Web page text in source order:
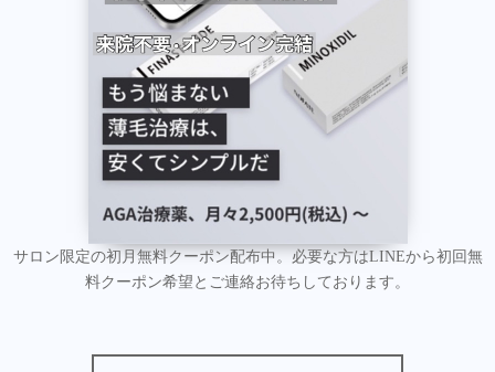
サロン限定の初月無料クーポン配布中。必要な方はLINEから初回無
料クーポン希望とご連絡お待ちしております。